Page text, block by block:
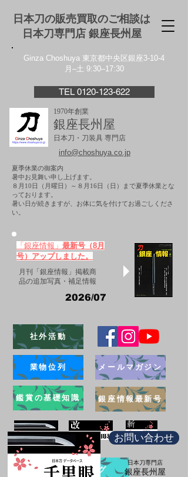
日本刀の販売買取のご相談は
日本刀専門店 銀座⻑州屋
Ginza Choshuya 東京都中央区銀座3-10-4
月–土 9:30–17:30
TEL 0120-123-622
1970年創業
銀座長州屋
日本刀・刀装具 専門店
info@choshuya.co.jp
夏季休業の御案内
暑中お見舞い申し上げます。
８月10日（月曜日）～８月16日（日）まで夏季休業とな
っております。
​暑い日が続きますが、お体に気を付けてお過ごしくださ
い。
「銀座情報」 最新号（8月
号）アップしました。
月刊「銀座情報」掲載商
品の追加写真・補足情報
2026/07
社外活動
業物位列
鑑賞の基礎知識
メールマガジン
銀座情報最新号
ブログ
お問い合わせ
日本刀専門店
​銀座長州屋